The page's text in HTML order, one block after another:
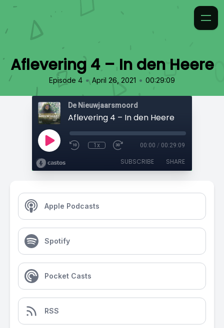
Aflevering 4 – In den Heere
Episode 4 • April 26, 2021 • 00:29:09
De Nieuwjaarsmoord
Aflevering 4 – In den Heere
1x 00:00 / 00:29:09
SUBSCRIBE SHARE
Apple Podcasts
Spotify
Pocket Casts
RSS